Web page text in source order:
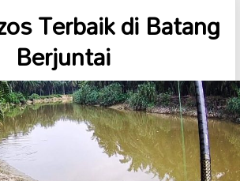
Terbaik di Batang
Berjuntai